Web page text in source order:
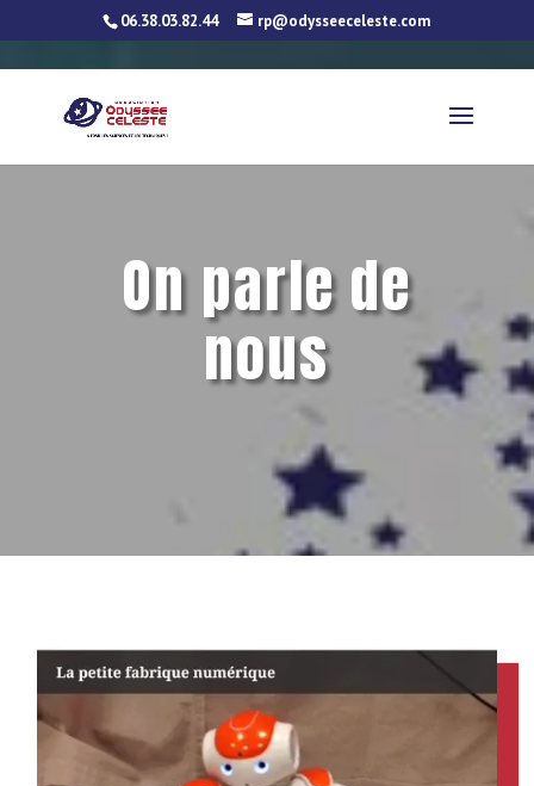
06.38.03.82.44 rp@odysseeceleste.com
On parle de
nous